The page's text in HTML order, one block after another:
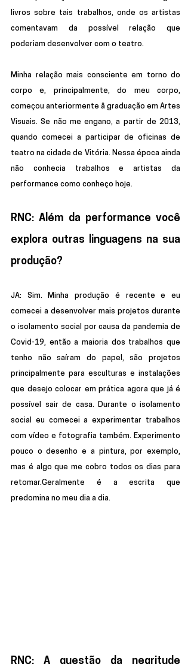
livros sobre tais trabalhos, onde os artistas
comentavam da possível relação que
poderiam desenvolver com o teatro.
Minha relação mais consciente em torno do
corpo e, principalmente, do meu corpo,
começou anteriormente â graduação em Artes
Visuais. Se não me engano, a partir de 2013,
quando comecei a participar de oficinas de
teatro na cidade de Vitória. Nessa época ainda
não conhecia trabalhos e artistas da
performance como conheço hoje.
RNC: Além da performance você
explora outras linguagens na sua
produção?
JA: Sim. Minha produção é recente e eu
comecei a desenvolver mais projetos durante
o isolamento social por causa da pandemia de
Covid-19, então a maioria dos trabalhos que
tenho não saíram do papel, são projetos
principalmente para esculturas e instalações
que desejo colocar em prática agora que já é
possível sair de casa. Durante o isolamento
social eu comecei a experimentar trabalhos
com vídeo e fotografia também. Experimento
pouco o desenho e a pintura, por exemplo,
mas é algo que me cobro todos os dias para
retomar.Geralmente é a escrita que
predomina no meu dia a dia.
RNC: A questão da negritude